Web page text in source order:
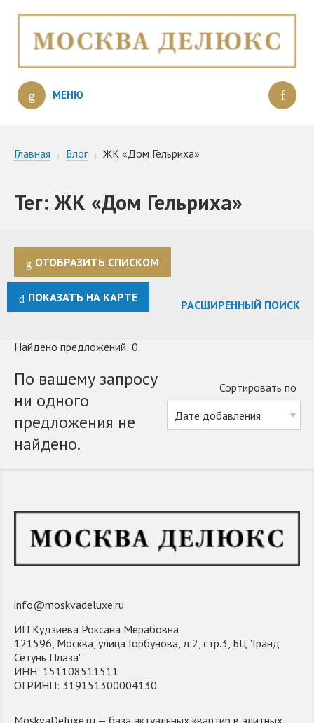
МЕНЮ
Главная Блог ЖК «Дом Гельриха»
Тег: ЖК «Дом Гельриха»
ОТОБРАЗИТЬ СПИСКОМ
ПОКАЗАТЬ НА КАРТЕ
РАСШИРЕННЫЙ ПОИСК
Найдено предложений: 0
Сортировать по
По вашему запросу
ни одного
предложения не
найдено.
info@moskvadeluxe.ru
ИП Кудзиева Роксана Мерабовна
121596, Москва, улица Горбунова, д.2, стр.3, БЦ "Гранд
Сетунь Плаза"
ИНН: 151108511511
ОГРИНП: 319151300004130
MoskvaDeluxe.ru — база актуальных квартир в элитных